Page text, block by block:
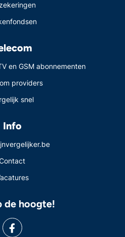
en GSM abonnementen
providers
snel
Info
de hoogte!